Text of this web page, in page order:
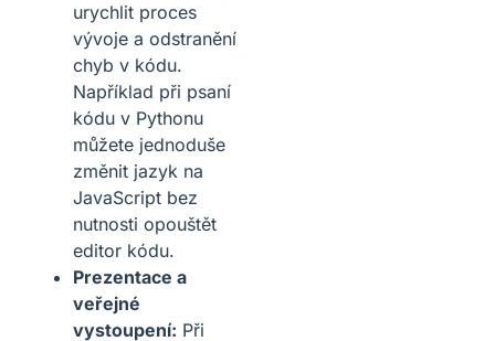
urychlit proces
vývoje a odstranění
chyb v kódu.
Například při psaní
kódu v Pythonu
můžete jednoduše
změnit jazyk na
JavaScript bez
nutnosti opouštět
editor kódu.
Prezentace a
veřejné
vystoupení: Při